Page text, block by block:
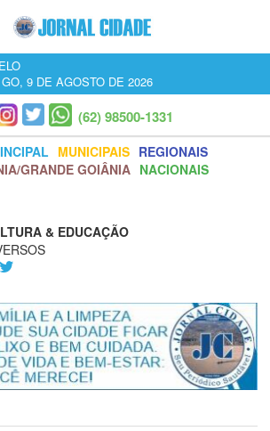
9 DE AGOSTO DE 2026
(62) 98500-1331
MUNICIPAIS REGIONAIS
GRANDE GOIÂNIA NACIONAIS
& EDUCAÇÃO